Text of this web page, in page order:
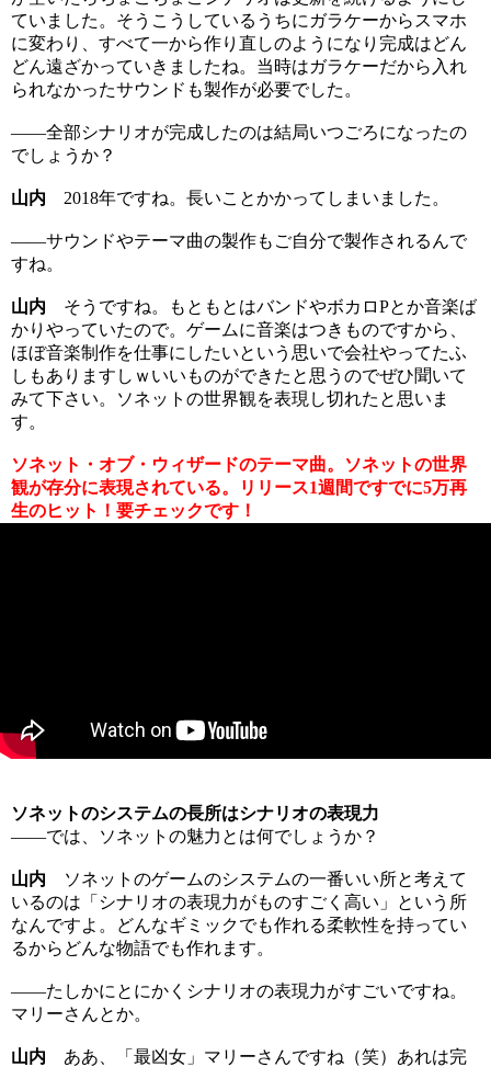
ていました。そうこうしているうちにガラケーからスマホ
に変わり、すべて一から作り直しのようになり完成はどん
どん遠ざかっていきましたね。当時はガラケーだから入れ
られなかったサウンドも製作が必要でした。
――全部シナリオが完成したのは結局いつごろになったの
でしょうか？
山内 2018年ですね。長いことかかってしまいました。
――サウンドやテーマ曲の製作もご自分で製作されるんで
すね。
山内 そうですね。もともとはバンドやボカロPとか音楽ば
かりやっていたので。ゲームに音楽はつきものですから、
ほぼ音楽制作を仕事にしたいという思いで会社やってたふ
しもありますしｗいいものができたと思うのでぜひ聞いて
みて下さい。ソネットの世界観を表現し切れたと思いま
す。
ソネット・オブ・ウィザードのテーマ曲。ソネットの世界
観が存分に表現されている。リリース1週間ですでに5万再
生のヒット！要チェックです！
ソネットのシステムの長所はシナリオの表現力
――では、ソネットの魅力とは何でしょうか？
山内 ソネットのゲームのシステムの一番いい所と考えて
いるのは「シナリオの表現力がものすごく高い」という所
なんですよ。どんなギミックでも作れる柔軟性を持ってい
るからどんな物語でも作れます。
――たしかにとにかくシナリオの表現力がすごいですね。
マリーさんとか。
山内 ああ、「最凶女」マリーさんですね（笑）あれは完